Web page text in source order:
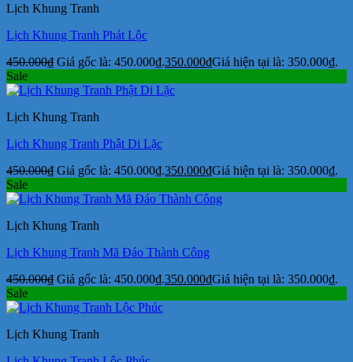
Lịch Khung Tranh
Lịch Khung Tranh Phát Lộc
450.000₫ Giá gốc là: 450.000₫.350.000₫Giá hiện tại là: 350.000₫.
Sale
Lịch Khung Tranh
Lịch Khung Tranh Phật Di Lặc
450.000₫ Giá gốc là: 450.000₫.350.000₫Giá hiện tại là: 350.000₫.
Sale
Lịch Khung Tranh
Lịch Khung Tranh Mã Đáo Thành Công
450.000₫ Giá gốc là: 450.000₫.350.000₫Giá hiện tại là: 350.000₫.
Sale
Lịch Khung Tranh